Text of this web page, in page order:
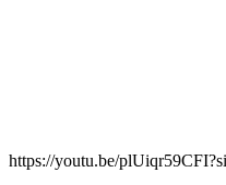
https://youtu.be/